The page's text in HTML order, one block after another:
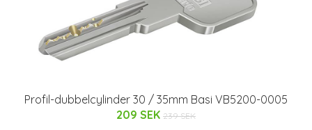
Profil-dubbelcylinder 30 / 35mm Basi VB5200-0005
209 SEK 239 SEK